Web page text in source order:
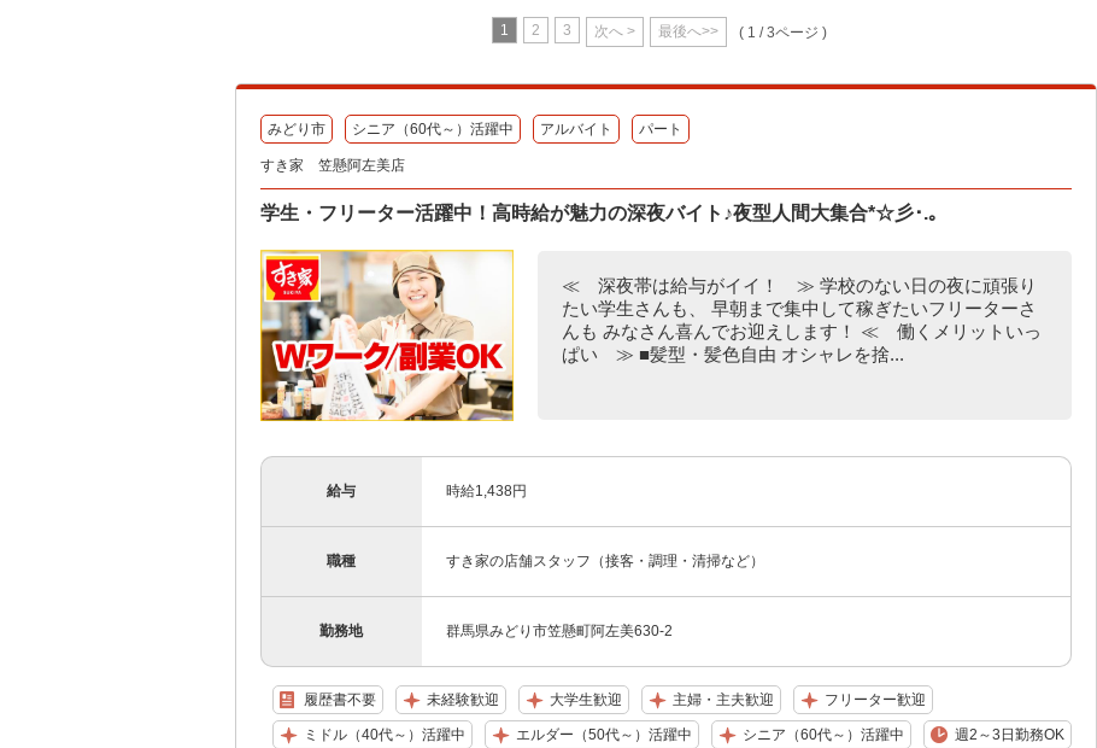
1 2 3 次へ > 最後へ>> ( 1 / 3ページ )
みどり市 シニア（60代～）活躍中 アルバイト パート
すき家 笠懸阿左美店
学生・フリーター活躍中！高時給が魅力の深夜バイト♪夜型人間大集合*☆彡･.｡
≪ 深夜帯は給与がイイ！ ≫ 学校のない日の夜に頑張り
たい学生さんも、 早朝まで集中して稼ぎたいフリーターさ
んも みなさん喜んでお迎えします！ ≪ 働くメリットいっ
ぱい ≫ ■髪型・髪色自由 オシャレを捨...
給与 時給1,438円
職種 すき家の店舗スタッフ（接客・調理・清掃など）
勤務地 群馬県みどり市笠懸町阿左美630-2
履歴書不要 未経験歓迎 大学生歓迎 主婦・主夫歓迎 フリーター歓迎
ミドル（40代～）活躍中 エルダー（50代～）活躍中 シニア（60代～）活躍中 週2～3日勤務OK